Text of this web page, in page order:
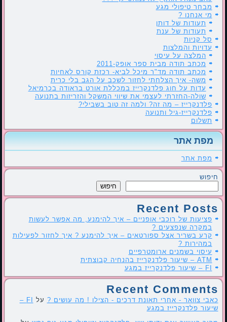
מבחר טיפולי מגע
מי אנחנו ?
תעודות של דותן
תעודות של ענת
סל קניות
עדויות והמלצות
המלצה על עיסוי
מכתב תודה מבית ספר אופק-2011
מכתב תודה מד"ר מיכל לביא- רכזת קורס לאחיות
משה- איך הצלחתי לחזור לשכב על הגב בלי כרית
עדות על חוג פלדנקרייז במכללת אורט בראודה בכרמיאל
שולה-החזרתי לעצמי את שיווי המשקל והזריזות בתנועה
פלדנקרייז – מה זה? ולמה זה טוב בשבילי?
פלדנקרייז-גיל ותנועה
תשלום
מפת אתר
מפת אתר
חיפוש
חיפוש
Recent Posts
פציעות של רוכבי אופניים – איך להימנע, מה אפשר לעשות
במקרה שנפצעים ?
קרע בשריר אצל ספורטאים – איך להימנע ? איך לחזור לפעילות
במהירות ?
עיסוי בשמנים ארומטרפיים
ATM – שיעור פלדנקרייז בהנחיה קבוצתית
FI – שיעור פלדנקרייז במגע
Recent Comments
כאבי צוואר - אחרי תאונת דרכים - הצילו ! מה עושים ? על
FI –
שיעור פלדנקרייז במגע